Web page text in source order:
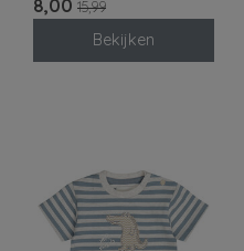
8,00 15,99
Bekijken